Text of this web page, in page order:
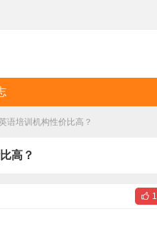
语培训机构性价比高？
高？
 1